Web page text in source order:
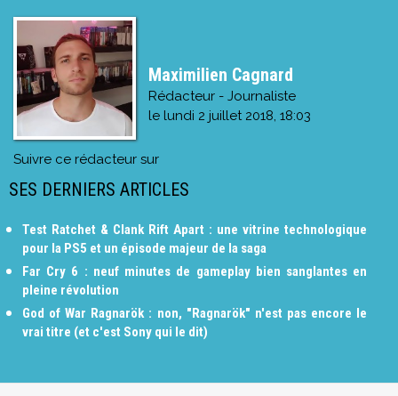
Maximilien Cagnard
Rédacteur - Journaliste
le lundi 2 juillet 2018, 18:03
Suivre ce rédacteur sur
SES DERNIERS ARTICLES
Test Ratchet & Clank Rift Apart : une vitrine technologique
pour la PS5 et un épisode majeur de la saga
Far Cry 6 : neuf minutes de gameplay bien sanglantes en
pleine révolution
God of War Ragnarök : non, "Ragnarök" n'est pas encore le
vrai titre (et c'est Sony qui le dit)